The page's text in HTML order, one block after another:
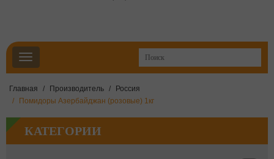
Главная Производитель
Россия
Помидоры Азербайджан (розовые) 1кг
КАТЕГОРИИ